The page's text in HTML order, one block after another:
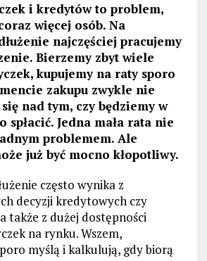
i kredytów to problem,
więcej osób. Na
najczęściej pracujemy
Bierzemy zbyt wiele
kupujemy na raty sporo
zakupu zwykle nie
nad tym, czy będziemy w
spłacić. Jedna mała rata nie
problemem. Ale
już być mocno kłopotliwy.
często wynika z
decyzji kredytowych czy
także z dużej dostępności
na rynku. Wszem,
myślą i kalkulują, gdy biorą